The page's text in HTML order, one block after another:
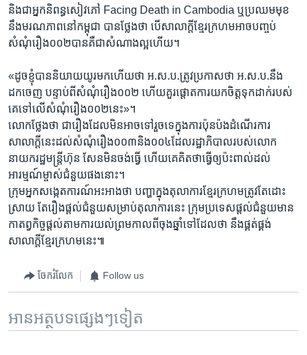
និង​ជាអ្នក​និពន្ធ​សៀវភៅ​ Facing Death ​in Cambodia ​ឬ​ប្រឈម​មុខ​
នឹងមរណ​ភាព​នៅ​កម្ពុជា​ បានថ្លែង​ថា ​បើ​សាលាក្តី​ខ្មែរក្រហម​អាច​បញ្ចប់​
សំណុំ​រឿង០០២​បាន​គឺជា​សំណាង​ល្អ​ហើយ។​
«ដូច​ខ្ញុំ​បាន​និយាយ​យូរ​មក​ហើយ​ថា​ អ.ស.ប.​ត្រូវ​ប្រកាស​ថា​ អ.ស.ប.​នឹង​
ដកចេញ​ បន្ទាប់ពី​សំណុំ​រឿង​០០២ ​ហើយគួរ​ផ្តោត​ការ​យក​ចិត្ត​ទុកដាក់​របស់
គេ​ទៅ​លើ​សំណុំរឿង​០០២​នេះ»។​
លោក​ថ្លែង​ថា ​ជារឿង​ដែល​មិនអាច​ទៅរួច​ទេ​ក្នុង​ការ​ប៉ុនប៉ង​ដំណើរការ​
សាលាក្តី​នេះ​ដល់​សំណុំរឿង​០០៣​និង​០០៤​ដែល​រដ្ឋាភិបាល​របស់​លោក​
នាយក​រដ្ឋមន្ត្រី​ហ៊ុន សែន​មិនចង់ធ្វើ​ ហើយ​គេ​គិត​ថា​ធ្វើ​ឲ្យ​ប៉ះពាល់​ដល់​
អារម្មណ៍​ម្ចាស់​ជំនួយ​ផង​នោះ។​
ក្រុម​អ្នក​សង្កេត​ការណ៍​អះអាង​ថា​ បញ្ហា​ក្នុង​តុលាការ​ខ្មែរក្រហម​ត្រូវតែ​ដោះ
ស្រាយ ​តែរឿង​ផ្តល់​ជំនួយ​សម្រាប់​តុលាការនេះ ក្រុម​ប្រទេស​ផ្តល់​ជំនួយ​មាន​
កាតព្វកិច្ច​ផ្តល់​តាម​ការ​យល់ព្រម​កាលពី​ចុងឆ្នាំ​ទៅ​ដែលថា​ នឹង​ផ្គត់ផ្គង់​
សាលាក្តី​ខ្មែរក្រហម​នេះ៕​
ចែករំលែក Follow us
អានអត្ថបទផ្សេងៗទៀត